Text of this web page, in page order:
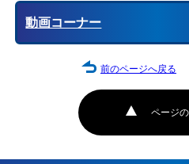
動画コーナー
ページ
前のページへ戻る